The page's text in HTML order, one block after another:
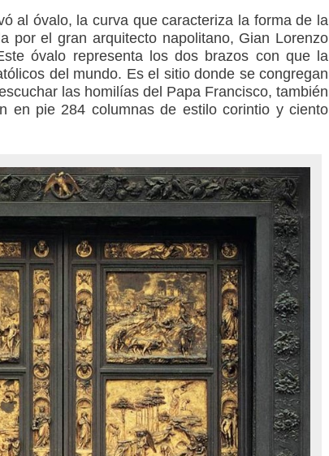
al óvalo, la curva que caracteriza la forma de la
por el gran arquitecto napolitano, Gian Lorenzo
óvalo representa los dos brazos con que la
del mundo. Es el sitio donde se congregan
las homilías del Papa Francisco, también
en pie 284 columnas de estilo corintio y ciento